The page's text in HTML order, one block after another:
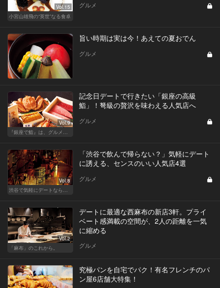
Vol.15
小宮山雄飛の“英世”なる食卓
グルメ
旨い時期は実は今！あえての夏おでん
グルメ
Vol.9
記念日デートで行きたい「銀座の高級
鮨」！弩級の贅沢を味わえる人気店へ
グルメ
Vol.8
「渋谷で飲んで帰らない？」気軽にデート
に誘える、センスのいい人気店4選
グルメ
Vol.2
「麻布」のこれから。
デートに最適な西麻布の新店3軒。プライ
ベート感満載の空間が、2人の距離を一気
に縮める
グルメ
究極パンを自宅でパク！有名フレンチのパ
ン屋6店舗大特集！